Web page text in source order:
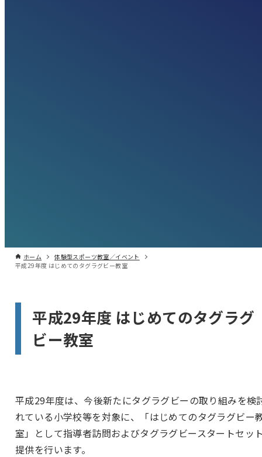
ホーム
体験型スポーツ教室／イベント
平成29年度 はじめてのタグラグビー教室
平成29年度 はじめてのタグラグ
ビー教室
平成29年度は、今後新たにタグラグビーの取り組みを検
れている小学校等を対象に、「はじめてのタグラグビー
室」として指導者訪問およびタグラグビースタートセッ
提供を行います。